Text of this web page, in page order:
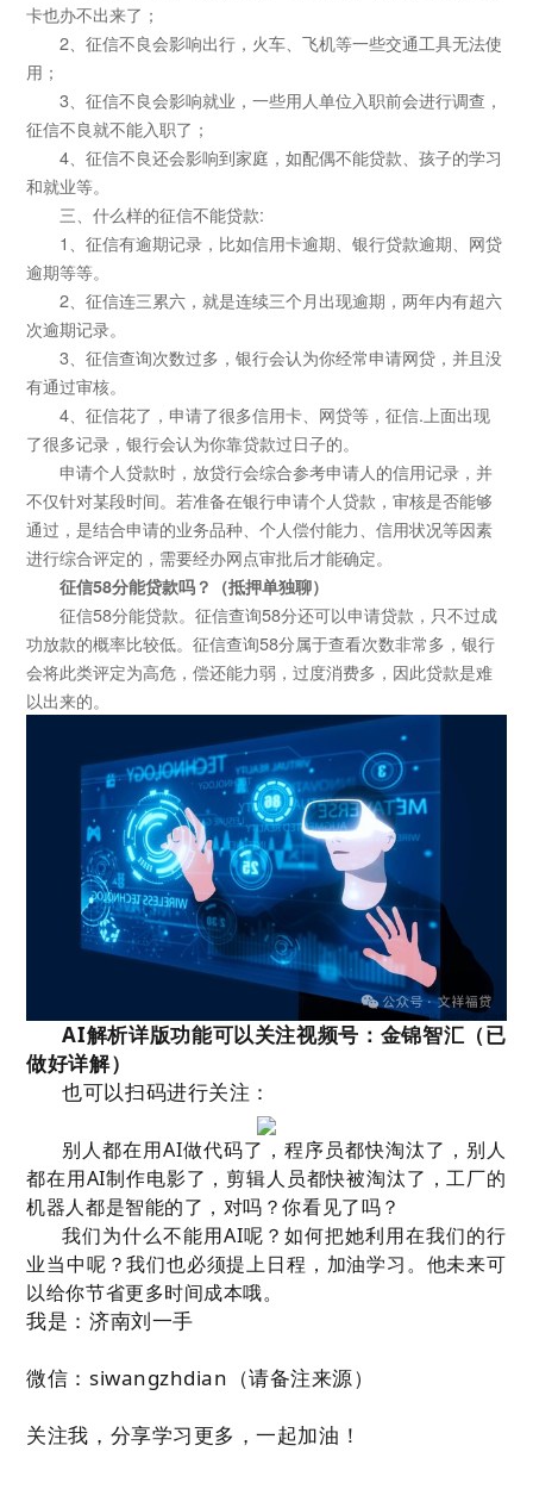
卡也办不出来了；
2、征信不良会影响出行，火车、飞机等一些交通工具无法使
用；
3、征信不良会影响就业，一些用人单位入职前会进行调查，
征信不良就不能入职了；
4、征信不良还会影响到家庭，如配偶不能贷款、孩子的学习
和就业等。
三、什么样的征信不能贷款:
1、征信有逾期记录，比如信用卡逾期、银行贷款逾期、网贷
逾期等等。
2、征信连三累六，就是连续三个月出现逾期，两年内有超六
次逾期记录。
3、征信查询次数过多，银行会认为你经常申请网贷，并且没
有通过审核。
4、征信花了，申请了很多信用卡、网贷等，征信.上面出现
了很多记录，银行会认为你靠贷款过日子的。
申请个人贷款时，放贷行会综合参考申请人的信用记录，并
不仅针对某段时间。若准备在银行申请个人贷款，审核是否能够
通过，是结合申请的业务品种、个人偿付能力、信用状况等因素
进行综合评定的，需要经办网点审批后才能确定。
征信58分能贷款吗？（抵押单独聊）
征信58分能贷款。征信查询58分还可以申请贷款，只不过成
功放款的概率比较低。征信查询58分属于查看次数非常多，银行
会将此类评定为高危，偿还能力弱，过度消费多，因此贷款是难
以出来的。
AI解析详版功能可以关注视频号：金锦智汇（已
做好详解）
也可以扫码进行关注：
别人都在用AI做代码了，程序员都快淘汰了，别人
都在用AI制作电影了，剪辑人员都快被淘汰了，工厂的
机器人都是智能的了，对吗？你看见了吗？
我们为什么不能用AI呢？如何把她利用在我们的行
业当中呢？我们也必须提上日程，加油学习。他未来可
以给你节省更多时间成本哦。
我是：济南刘一手
微信：siwangzhdian（请备注来源）
关注我，分享学习更多，一起加油！